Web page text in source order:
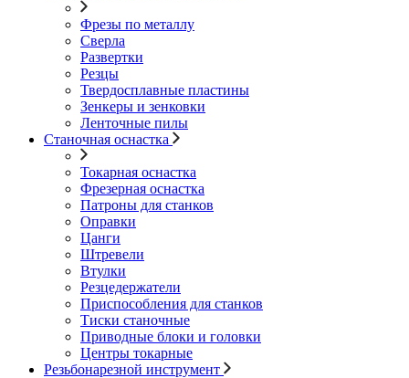
Фрезы по металлу
Сверла
Развертки
Резцы
Твердосплавные пластины
Зенкеры и зенковки
Ленточные пилы
Станочная оснастка
Токарная оснастка
Фрезерная оснастка
Патроны для станков
Оправки
Цанги
Штревели
Втулки
Резцедержатели
Приспособления для станков
Тиски станочные
Приводные блоки и головки
Центры токарные
Резьбонарезной инструмент